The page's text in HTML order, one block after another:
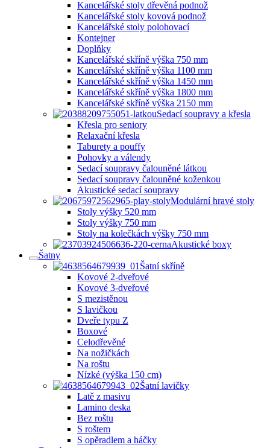
Kancelářské stoly dřevěná podnož
Kancelářské stoly kovová podnož
Kancelářské stoly polohovací
Kontejner
Doplňky
Kancelářské skříně výška 750 mm
Kancelářské skříně výška 1100 mm
Kancelářské skříně výška 1450 mm
Kancelářské skříně výška 1800 mm
Kancelářské skříně výška 2150 mm
Sedací soupravy a křesla
Křesla pro seniory
Relaxační křesla
Taburety a pouffy
Pohovky a válendy
Sedací soupravy čalouněné látkou
Sedací soupravy čalouněné koženkou
Akustické sedací soupravy
Modulární hravé stoly
Stoly výšky 520 mm
Stoly výšky 750 mm
Stoly na kolečkách výšky 750 mm
Akustické boxy
Šatny
Šatní skříně
Kovové 2-dveřové
Kovové 3-dveřové
S mezistěnou
S lavičkou
Dveře typu Z
Boxové
Celodřevěné
Na nožičkách
Na roštu
Nízké (výška 150 cm)
Šatní lavičky
Latě z masivu
Lamino deska
Bez roštu
S roštem
S opěradlem a háčky